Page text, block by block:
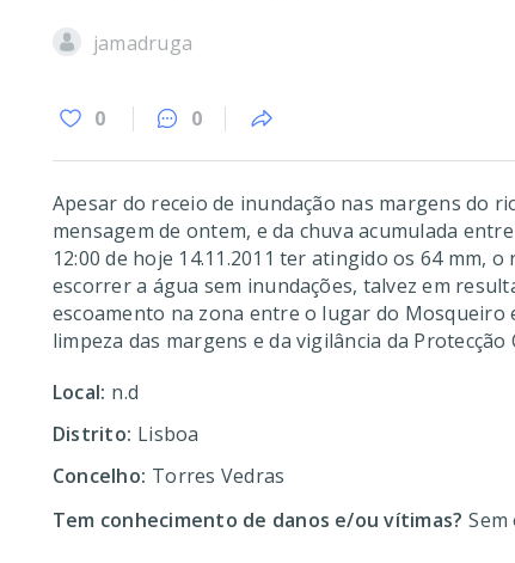
jamadruga
0 0
Apesar do receio de inundação nas margens do
mensagem de ontem, e da chuva acumulada entre
12:00 de hoje 14.11.2011 ter atingido os 64 mm,
escorrer a água sem inundações, talvez em
escoamento na zona entre o lugar do Mosqueiro
limpeza das margens e da vigilância da Protecção
Local: n.d
Distrito: Lisboa
Concelho: Torres Vedras
Tem conhecimento de danos e/ou vítimas? Sem